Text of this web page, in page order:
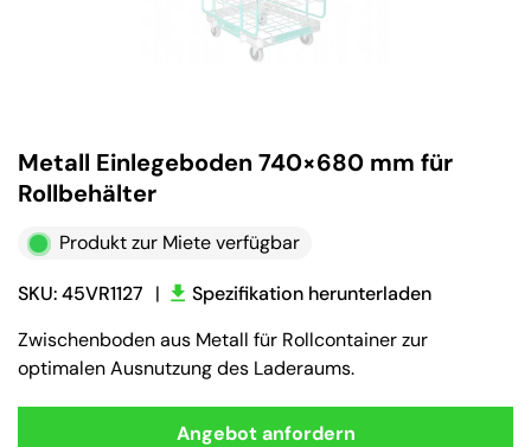
Metall Einlegeboden 740×680 mm für
Rollbehälter
Produkt zur Miete verfügbar
SKU: 45VR1127 |
Spezifikation herunterladen
Zwischenboden aus Metall für Rollcontainer zur
optimalen Ausnutzung des Laderaums.
Angebot anfordern